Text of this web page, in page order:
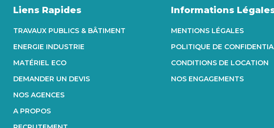
Liens Rapides
TRAVAUX PUBLICS & BÂTIMENT
ENERGIE INDUSTRIE
MATÉRIEL ECO
DEMANDER UN DEVIS
NOS AGENCES
A PROPOS
Informations
MENTIONS LÉGALES
POLITIQUE DE
CONDITIONS DE LOCATION
NOS ENGAGEMENTS